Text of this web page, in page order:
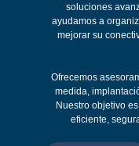
soluciones
ayudamos a
mejorar su
Ofrecemos
medida,
Nuestro objetivo
eficiente,